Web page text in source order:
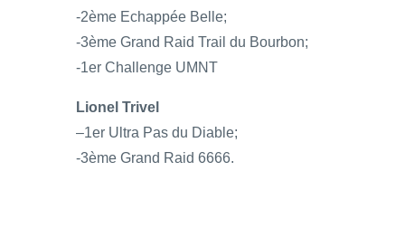
-2ème Echappée Belle;
-3ème Grand Raid Trail du Bourbon;
-1er Challenge UMNT
Lionel Trivel
–1er Ultra Pas du Diable;
-3ème Grand Raid 6666.